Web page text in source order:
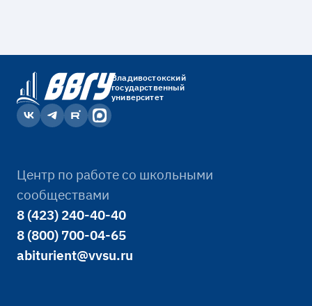
Владивостокский
государственный
университет
Центр по работе со школьными
сообществами
8 (423) 240-40-40
8 (800) 700-04-65
abiturient@vvsu.ru